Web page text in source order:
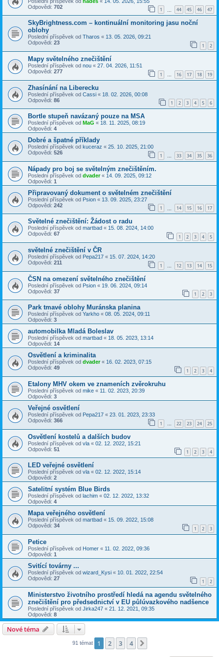
Odpovědi: 702 1 44 45 46 47
SkyBrightness.com – kontinuální monitoring jasu noční
oblohy
Poslední příspěvek od Tharos « 13. 05. 2026, 09:21
Odpovědi: 23 1 2
Mapy světelného znečištění
Poslední příspěvek od nou « 27. 04. 2026, 11:51
Odpovědi: 277 1 … 16 17 18 19
Zhasínání na Liberecku
Poslední příspěvek od Cassi « 18. 02. 2026, 00:08
Odpovědi: 86 1 2 3 4 5 6
Bortle stupeň navázaný pouze na MSA
Poslední příspěvek od MaG « 18. 11. 2025, 08:19
Odpovědi: 4
Dobré a špatné příklady
Poslední příspěvek od kuceraz « 25. 10. 2025, 21:00
Odpovědi: 526 1 … 33 34 35 36
Nápady pro boj se světelným znečištěním.
Poslední příspěvek od dvader« 14. 09. 2025, 09:12
Odpovědi: 1
Připravovaný dokument o světelném znečištění
Poslední příspěvek od Psion « 13. 09. 2025, 23:27
Odpovědi: 242 1 14 15 16 17
Světelné znečištění: Žádost o radu
Poslední příspěvek od martbad « 15. 08. 2024, 14:00
Odpovědi: 67 1 2 3 4 5
světelné znečištění v ČR
Poslední příspěvek od Pepa217 « 15. 07. 2024, 14:20
Odpovědi: 211 1 … 12 13 14 15
ČSN na omezení světelného znečištění
Poslední příspěvek od Psion « 19. 06. 2024, 09:14
Odpovědi: 37 1 2 3
Park tmavé oblohy Muránska planina
Poslední příspěvek od Yarkho « 08. 05. 2024, 09:11
Odpovědi: 3
automobilka Mladá Boleslav
Poslední příspěvek od martbad « 18. 05. 2023, 13:14
Odpovědi: 14
Osvětlení a kriminalita
Poslední příspěvek od dvader« 16. 02. 2023, 07:15
Odpovědi: 49 1 2 3 4
Etalony MHV okem ve znameních zvěrokruhu
Poslední příspěvek od mike « 11. 02. 2023, 20:39
Odpovědi: 3
Veřejné osvětlení
Poslední příspěvek od Pepa217 « 23. 01. 2023, 23:33
Odpovědi: 366 1 … 22 23 24 25
Osvětlení kostelů a dalších budov
Poslední příspěvek od vla « 02. 12. 2022, 15:21
Odpovědi: 51 1 2 3 4
LED veřejné osvětlení
Poslední příspěvek od vla « 02. 12. 2022, 15:14
Odpovědi: 2
Satelitní systém Blue Birds
Poslední příspěvek od lachim « 02. 12. 2022, 13:32
Odpovědi: 4
Mapa veřejného osvětlení
Poslední příspěvek od martbad « 15. 09. 2022, 15:08
Odpovědi: 34 1 2 3
Petice
Poslední příspěvek od Homer « 11. 02. 2022, 09:36
Odpovědi: 1
Svitící továrny ...
Poslední příspěvek od wizard_Kysi « 10. 01. 2022, 22:54
Odpovědi: 27 1 2
Ministerstvo životního prostředí hledá na agendu světelného
znečištění pro předsednictví v EU půlúvazkového nadšence
Poslední příspěvek od Jirka247 « 21. 12. 2021, 09:35
Odpovědi: 8
Nové téma
91 témat 1 2 3 4